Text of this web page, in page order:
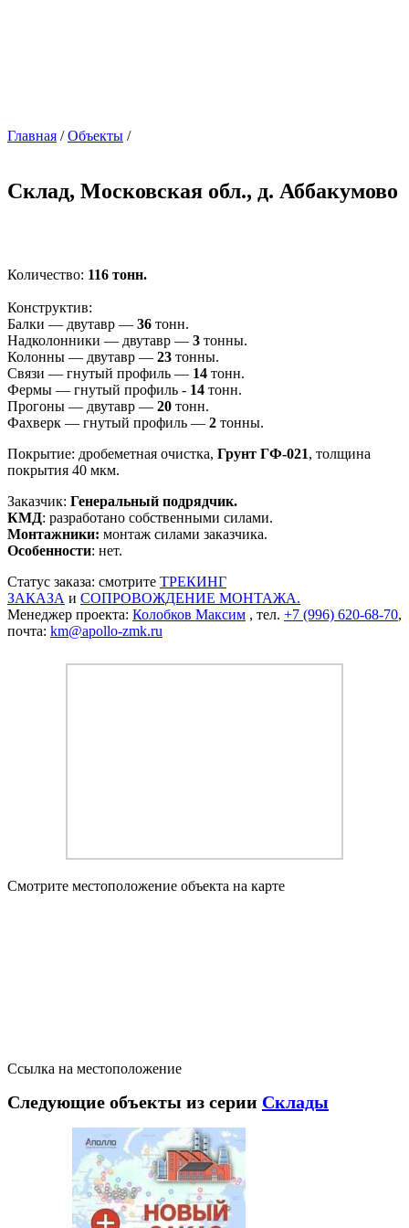
Главная /Объекты /
Склад, Московская обл., д. Аббакумово
Количество: 116 тонн.
Конструктив:
Балки — двутавр — 36 тонн.
Надколонники — двутавр — 3 тонны.
Колонны — двутавр — 23 тонны.
Связи — гнутый профиль — 14 тонн.
Фермы — гнутый профиль - 14 тонн.
Прогоны — двутавр — 20 тонн.
Фахверк — гнутый профиль — 2 тонны.
Покрытие: дробеметная очистка, Грунт ГФ-021, толщина
покрытия 40 мкм.
Заказчик: Генеральный подрядчик.
КМД: разработано собственными силами.
Монтажники: монтаж силами заказчика.
Особенности: нет.
Статус заказа: смотрите ТРЕКИНГ
ЗАКАЗА и СОПРОВОЖДЕНИЕ МОНТАЖА.
Менеджер проекта: Колобков Максим , тел. +7 (996) 620-68-70,
почта: km@apollo-zmk.ru
Смотрите местоположение объекта на карте
Ссылка на местоположение
Следующие объекты из серии Склады